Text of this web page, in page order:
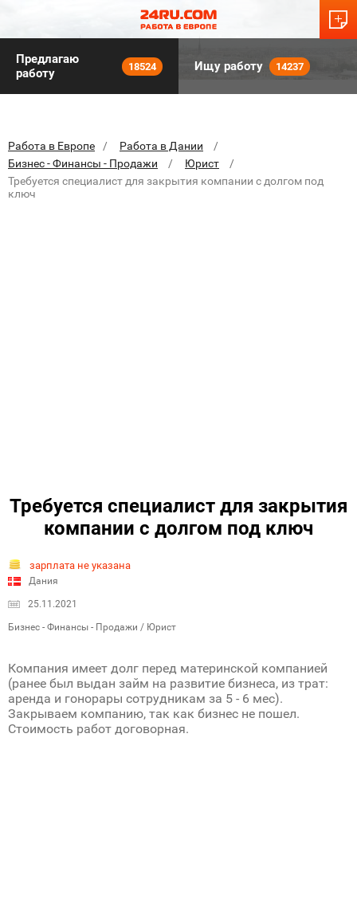
Предлагаю
работу
18524 Ищу работу 14237
Работа в Европе
Работа в Дании
Бизнес - Финансы - Продажи
Юрист
Требуется специалист для закрытия компании с долгом под
ключ
Требуется специалист для закрытия
компании с долгом под ключ
зарплата не указана
Дания
25.11.2021
Бизнес - Финансы - Продажи / Юрист
Компания имеет долг перед материнской компанией
(ранее был выдан займ на развитие бизнеса, из трат:
аренда и гонорары сотрудникам за 5 - 6 мес).
Закрываем компанию, так как бизнес не пошел.
Стоимость работ договорная.